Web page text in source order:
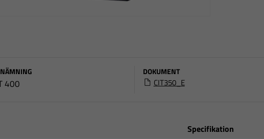
400
DOKUMENT
CIT350_E
Specifikation